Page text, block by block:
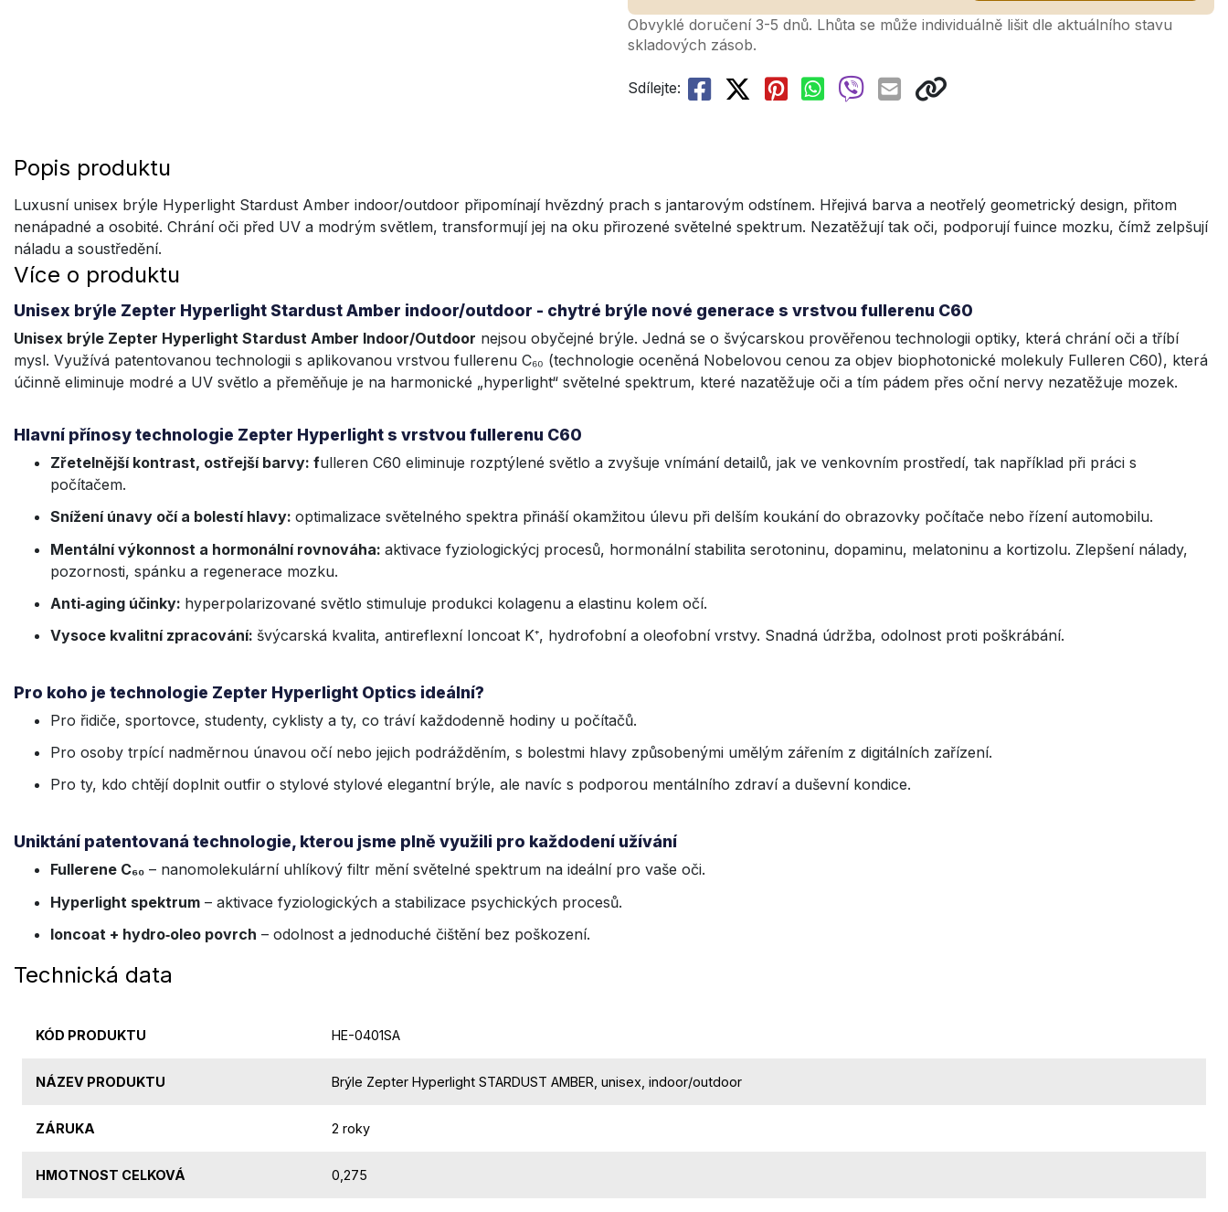
Obvyklé doručení 3-5 dnů. Lhůta se může individuálně lišit dle aktuálního stavu
skladových zásob.
Sdílejte:
Popis produktu
Luxusní unisex brýle Hyperlight Stardust Amber indoor/outdoor připomínají hvězdný prach s jantarovým odstínem. Hřejivá barva a neotřelý geometrický design, přitom
nenápadné a osobité. Chrání oči před UV a modrým světlem, transformují jej na oku přirozené světelné spektrum. Nezatěžují tak oči, podporují fuince mozku, čímž zelpšují
náladu a soustředění.
Více o produktu
Unisex brýle Zepter Hyperlight Stardust Amber indoor/outdoor - chytré brýle nové generace s vrstvou fullerenu C60
Unisex brýle Zepter Hyperlight Stardust Amber Indoor/Outdoor nejsou obyčejné brýle. Jedná se o švýcarskou prověřenou technologii optiky, která chrání oči a tříbí
mysl. Využívá patentovanou technologii s aplikovanou vrstvou fullerenu C₆₀ (technologie oceněná Nobelovou cenou za objev biophotonické molekuly Fulleren C60), která
účinně eliminuje modré a UV světlo a přeměňuje je na harmonické „hyperlight“ světelné spektrum, které nazatěžuje oči a tím pádem přes oční nervy nezatěžuje mozek.
Hlavní přínosy technologie Zepter Hyperlight s vrstvou fullerenu C60
Zřetelnější kontrast, ostřejší barvy: fulleren C60 eliminuje rozptýlené světlo a zvyšuje vnímání detailů, jak ve venkovním prostředí, tak například při práci s
počítačem.
Snížení únavy očí a bolestí hlavy: optimalizace světelného spektra přináší okamžitou úlevu při delším koukání do obrazovky počítače nebo řízení automobilu.
Mentální výkonnost a hormonální rovnováha: aktivace fyziologickýcj procesů, hormonální stabilita serotoninu, dopaminu, melatoninu a kortizolu. Zlepšení nálady,
pozornosti, spánku a regenerace mozku.
Anti‑aging účinky: hyperpolarizované světlo stimuluje produkci kolagenu a elastinu kolem očí.
Vysoce kvalitní zpracování: švýcarská kvalita, antireflexní Ioncoat K⁺, hydrofobní a oleofobní vrstvy. Snadná údržba, odolnost proti poškrábání.
Pro koho je technologie Zepter Hyperlight Optics ideální?
Pro řidiče, sportovce, studenty, cyklisty a ty, co tráví každodenně hodiny u počítačů.
Pro osoby trpící nadměrnou únavou očí nebo jejich podrážděním, s bolestmi hlavy způsobenými umělým zářením z digitálních zařízení.
Pro ty, kdo chtějí doplnit outfir o stylové stylové elegantní brýle, ale navíc s podporou mentálního zdraví a duševní kondice.
Uniktání patentovaná technologie, kterou jsme plně využili pro každodení užívání
Fullerene C₆₀ – nanomolekulární uhlíkový filtr mění světelné spektrum na ideální pro vaše oči.
Hyperlight spektrum – aktivace fyziologických a stabilizace psychických procesů.
Ioncoat + hydro‑oleo povrch – odolnost a jednoduché čištění bez poškození.
Technická data
KÓD PRODUKTU HE-0401SA
NÁZEV PRODUKTU Brýle Zepter Hyperlight STARDUST AMBER, unisex, indoor/outdoor
ZÁRUKA 2 roky
HMOTNOST CELKOVÁ 0,275